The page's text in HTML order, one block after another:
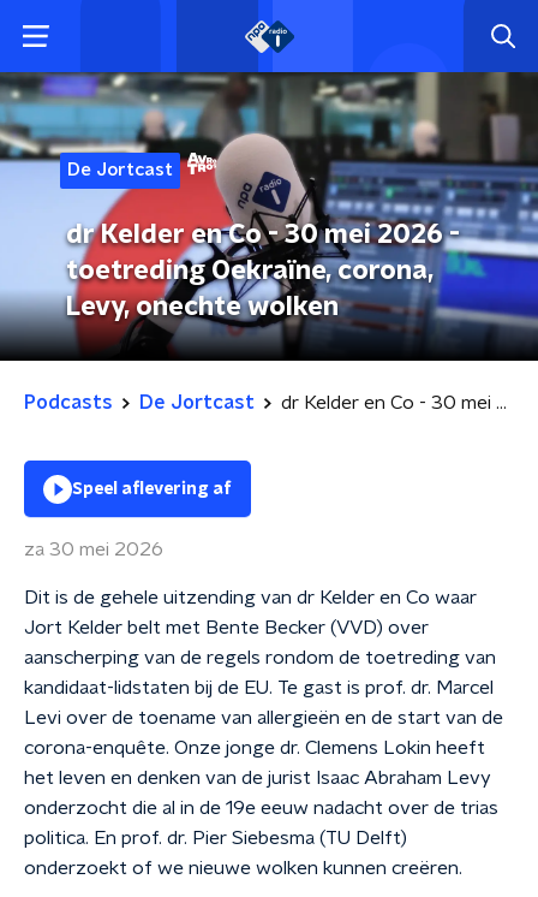
De Jortcast
dr Kelder en Co - 30 mei 2026 -
toetreding Oekraïne, corona,
Levy, onechte wolken
Podcasts De Jortcast dr Kelder en Co - 30 mei 2026 - toetreding Oekraïne, corona, Levy, onechte wolken
Speel aflevering af
za 30 mei 2026
Dit is de gehele uitzending van dr Kelder en Co waar
Jort Kelder belt met Bente Becker (VVD) over
aanscherping van de regels rondom de toetreding van
kandidaat-lidstaten bij de EU. Te gast is prof. dr. Marcel
Levi over de toename van allergieën en de start van de
corona-enquête. Onze jonge dr. Clemens Lokin heeft
het leven en denken van de jurist Isaac Abraham Levy
onderzocht die al in de 19e eeuw nadacht over de trias
politica. En prof. dr. Pier Siebesma (TU Delft)
onderzoekt of we nieuwe wolken kunnen creëren.